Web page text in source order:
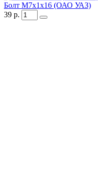
Болт М7х1х16 (ОАО УАЗ)
39 р.